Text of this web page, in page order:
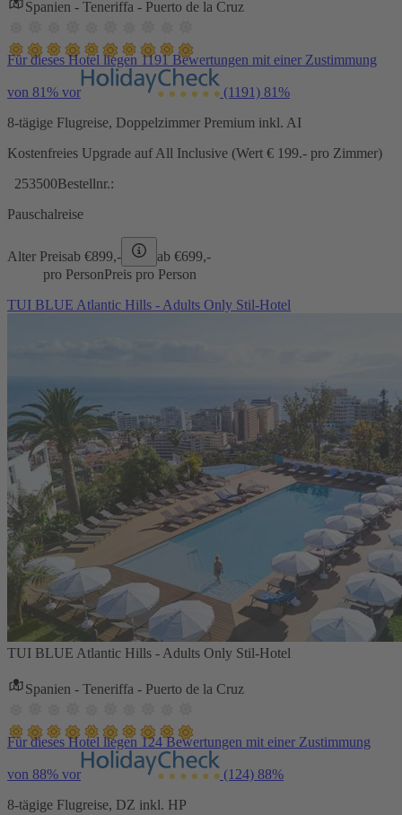
Spanien - Teneriffa - Puerto de la Cruz
Für dieses Hotel liegen 1191 Bewertungen mit einer Zustimmung
von 81% vor (1191) 81%
8-tägige Flugreise, Doppelzimmer Premium inkl. AI
Kostenfreies Upgrade auf All Inclusive (Wert € 199.- pro Zimmer)
253500Bestellnr.:
Pauschalreise
Alter Preisab €899,- ab €699,-
pro PersonPreis pro Person
TUI BLUE Atlantic Hills - Adults Only Stil-Hotel
TUI BLUE Atlantic Hills - Adults Only Stil-Hotel
Spanien - Teneriffa - Puerto de la Cruz
Für dieses Hotel liegen 124 Bewertungen mit einer Zustimmung
von 88% vor (124) 88%
8-tägige Flugreise, DZ inkl. HP